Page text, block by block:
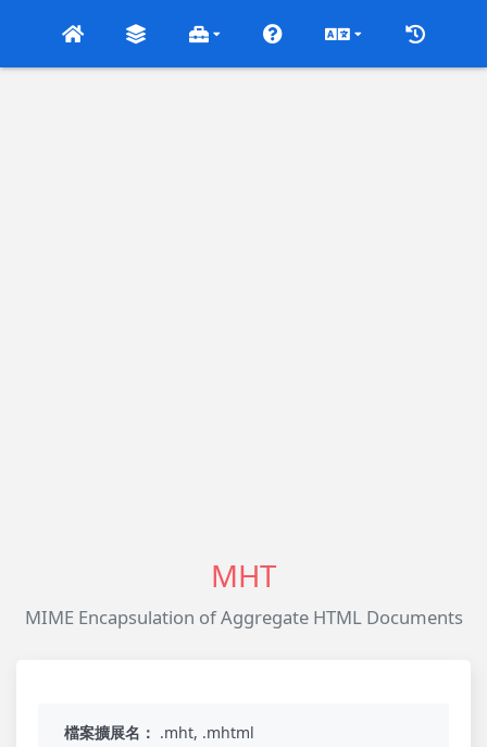
MHT
MIME Encapsulation of Aggregate HTML Documents
檔案擴展名： .mht, .mhtml